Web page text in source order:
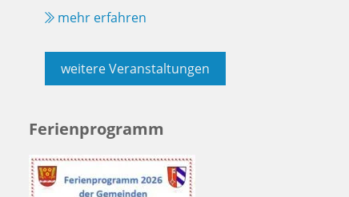
mehr erfahren
weitere Veranstaltungen
Ferienprogramm